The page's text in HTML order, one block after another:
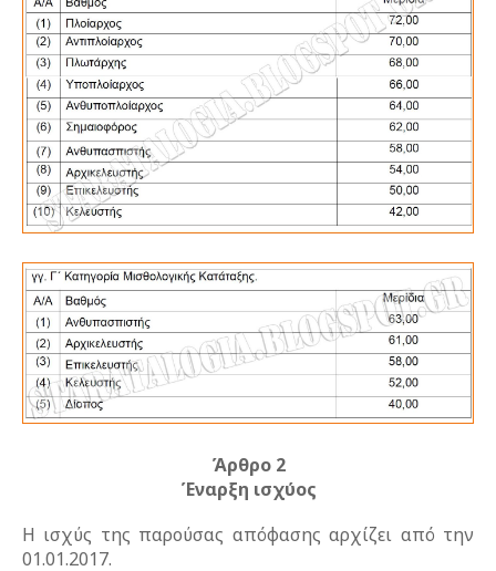
Άρθρο 2
Έναρξη ισχύος
Η ισχύς της παρούσας απόφασης αρχίζει από την
01.01.2017.